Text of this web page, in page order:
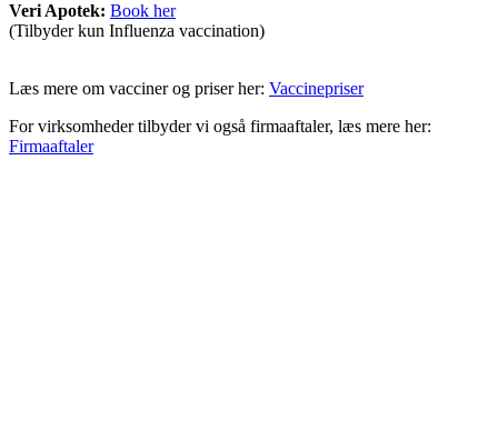
Veri Apotek: Book her
(Tilbyder kun Influenza vaccination)
Læs mere om vacciner og priser her: Vaccinepriser
For virksomheder tilbyder vi også firmaaftaler, læs mere her:
Firmaaftaler